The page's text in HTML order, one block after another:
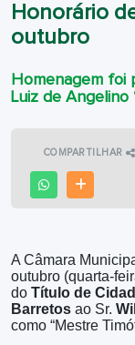
Honorário
outubro
Homenagem foi
Luiz de Angelino
COMPARTILHAR
WHATSAPP
A Câmara
outubro (quarta-
do Título de
Barretos ao Sr.
como “Mestre